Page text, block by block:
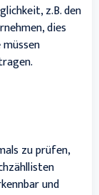
z.B. den
dies
zu prüfen,
und